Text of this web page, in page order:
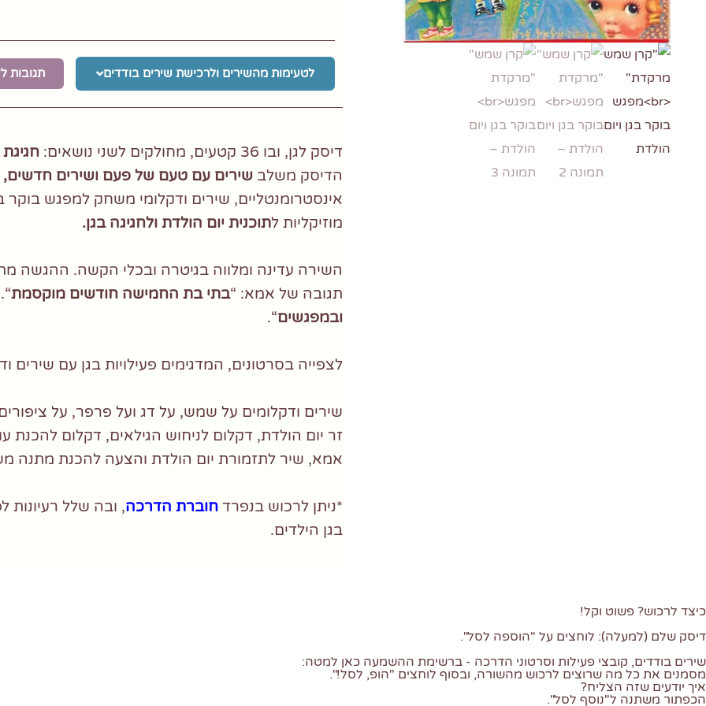
לטעימות מהשירים ולרכישת שירים בודדים תגובות
דיסק לגן, ובו 36 קטעים, מחולקים לשני נושאים:
הדיסק משלבשירים עם טעם של פעם ושירים חדשים,
אינסטרומנטליים, שירים ודקלומי משחק למפגש בוקר
מוזיקליות לתוכנית יום הולדת ולחגיגה בגן.
השירה עדינה ומלווה בגיטרה ובכלי הקשה. ההגשה
תגובה של אמא: “בתי בת החמישה חודשים מוקסמת
ובמפגשים“.
לצפייה בסרטונים, המדגימים פעילויות בגן עם שירים
שירים ודקלומים על שמש, על דג ועל פרפר, על
זר יום הולדת, דקלום לניחוש הגילאים, דקלום
אמא, שיר לתזמורת יום הולדת והצעה להכנת מתנה
*ניתן לרכוש בנפרדחוברת הדרכה, ובה שלל רעיונות
בגן הילדים.
כיצד לרכוש? פשוט וקל!
דיסק שלם (למעלה): לוחצים על "הוספה לסל".
שירים בודדים, קובצי פעילות וסרטוני הדרכה - ברשימת ההשמעה כאן למטה:
מסמנים את כל מה שרוצים לרכוש מהשורה, ובסוף לוחצים "הופ, לסל!".
איך יודעים שזה הצליח?
הכפתור משתנה ל"נוסף לסל".